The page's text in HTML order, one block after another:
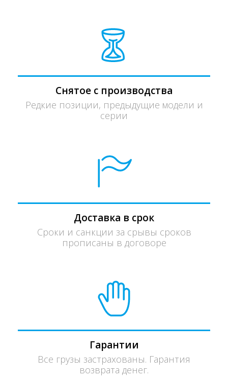
Снятое с производства
Редкие позиции, предыдущие модели и
серии
Доставка в срок
Сроки и санкции за срывы сроков
прописаны в договоре
Гарантии
Все грузы застрахованы. Гарантия
возврата денег.